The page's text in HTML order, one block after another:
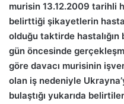
murisin 13.12.2009 tarihli
belirttiği şikayetlerin
olduğu taktirde hastalığın
gün öncesinde
göre davacı murisinin
olan iş nedeniyle
bulaştığı yukarıda